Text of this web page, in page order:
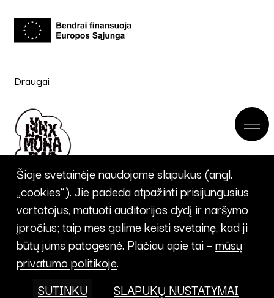
Draugai
UŽSISAKYTI
NAUJIENLAIŠKĮ
Šioje svetainėje naudojame slapukus (angl.
„cookies“). Jie padeda atpažinti prisijungusius
vartotojus, matuoti auditorijos dydį ir naršymo
įpročius; taip mes galime keisti svetainę, kad ji
būtų jums patogesnė. Plačiau apie tai –mūsų
privatumo politikoje.
SUTINKU
SLAPUKŲ NUSTATYMAI